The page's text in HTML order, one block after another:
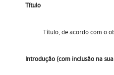
Título
Título, de acordo com o
Introdução (com inclusão na